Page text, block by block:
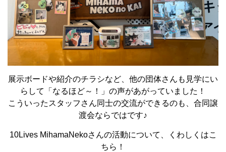
展示ボードや紹介のチラシなど、他の団体さんも見学にい
らして「なるほど～！」の声があがっていました！
こういったスタッフさん同士の交流ができるのも、合同譲
渡会ならではです♪
10Lives MihamaNekoさんの活動について、くわしくはこ
ちら！